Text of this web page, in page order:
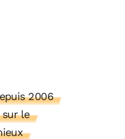
2006
le